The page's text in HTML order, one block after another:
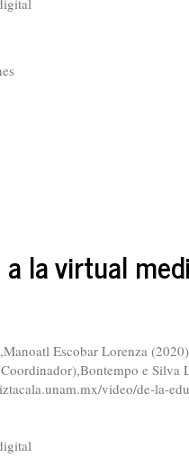
la virtual
Escobar Lorenza
e
video/de-la-